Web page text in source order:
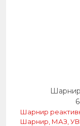
Шарнир
Шарнир
Шарнир, МАЗ,